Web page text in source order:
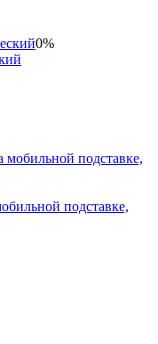
0%
подставке,